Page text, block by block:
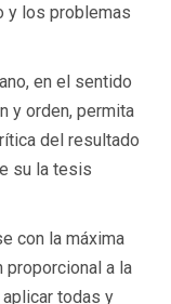
y los problemas
en el sentido
y orden, permita
del resultado
su la tesis
con la máxima
proporcional a la
todas y